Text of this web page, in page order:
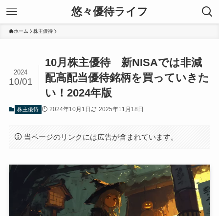
悠々優待ライフ
ホーム 株主優待
10月株主優待 新NISAでは非減
配高配当優待銘柄を買っていきた
い！2024年版
2024
10/01
株主優待 2024年10月1日 2025年11月18日
当ページのリンクには広告が含まれています。